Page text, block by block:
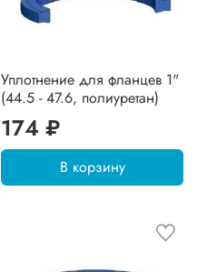
Уплотнение для фланцев 1"
(44.5 - 47.6, полиуретан)
174 ₽
В корзину